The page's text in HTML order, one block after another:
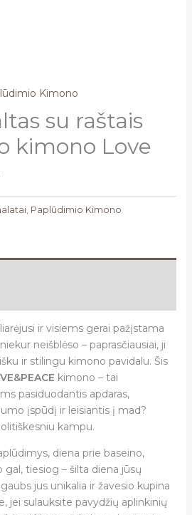
Kimono
su raštais
kimono Love
, Paplūdimio Kimono
ir visiems gerai pažįstama
neišblėso – paprasčiausiai, ji
ir stilingu kimono pavidalu. Šis
&PEACE kimono – tai
pasiduodantis apdaras,
įspūdį ir leisiantis į mad?
kampu.
diena prie baseino,
gal, tiesiog – šilta diena jūsų
jus unikalia ir žavesio kupina
jei sulauksite pavydžių aplinkinių